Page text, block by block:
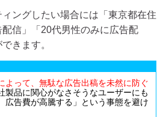
ングしたい場合には「東京都在住
信」「20代男性のみに広告配
きます。
よって、無駄な広告出稿を未然に防ぐ
製品に関心がなさそうなユーザーにも
広告費が高騰する」という事態を避け